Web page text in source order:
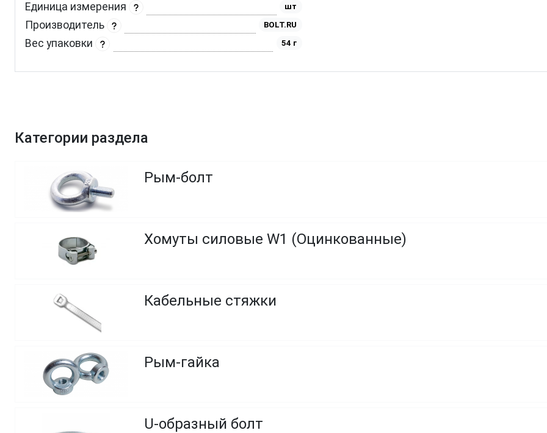
Единица измерения шт
Производитель BOLT.RU
Вес упаковки 54 г
Категории раздела
Рым-болт
Хомуты силовые W1 (Оцинкованные)
Кабельные стяжки
Рым-гайка
U-образный болт